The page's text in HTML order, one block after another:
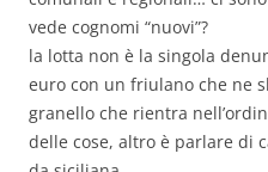
vede cognomi “nuovi”?
la lotta non è la singola
euro con un friulano che ne
granello che rientra
delle cose, altro è parlare di